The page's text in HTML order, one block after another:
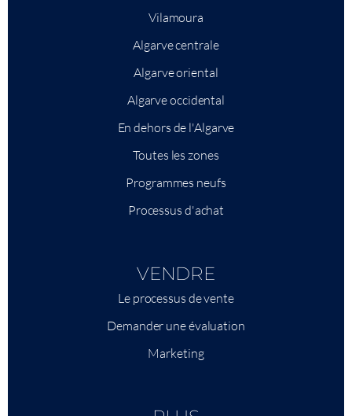
Vilamoura
Algarve centrale
Algarve oriental
Algarve occidental
En dehors de l'Algarve
Toutes les zones
Programmes neufs
Processus d'achat
VENDRE
Le processus de vente
Demander une évaluation
Marketing